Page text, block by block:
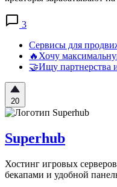
3
Сервисы для
🔥Хочу
🤝Ищу партнерства
20
Superhub
Хостинг игровых
бекапами и удобной